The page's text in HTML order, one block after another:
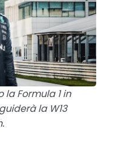
Formula 1 in
la W13